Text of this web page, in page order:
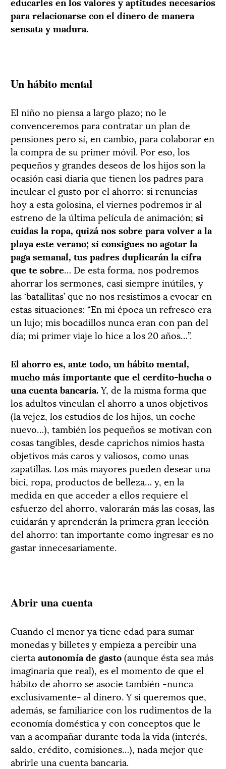
para relacionarse con el dinero de manera
sensata y madura.
Un hábito mental
El niño no piensa a largo plazo; no le
convenceremos para contratar un plan de
pensiones pero sí, en cambio, para colaborar en
la compra de su primer móvil. Por eso, los
pequeños y grandes deseos de los hijos son la
ocasión casi diaria que tienen los padres para
inculcar el gusto por el ahorro: si renuncias
hoy a esta golosina, el viernes podremos ir al
estreno de la última película de animación; si
cuidas la ropa, quizá nos sobre para volver a la
playa este verano; si consigues no agotar la
paga semanal, tus padres duplicarán la cifra
que te sobre… De esta forma, nos podremos
ahorrar los sermones, casi siempre inútiles, y
las ‘batallitas’ que no nos resistimos a evocar en
estas situaciones: “En mi época un refresco era
un lujo; mis bocadillos nunca eran con pan del
día; mi primer viaje lo hice a los 20 años…”.
El ahorro es, ante todo, un hábito mental,
mucho más importante que el cerdito-hucha o
una cuenta bancaria.Y, de la misma forma que
los adultos vinculan el ahorro a unos objetivos
(la vejez, los estudios de los hijos, un coche
nuevo…), también los pequeños se motivan con
cosas tangibles, desde caprichos nimios hasta
objetivos más caros y valiosos, como unas
zapatillas. Los más mayores pueden desear una
bici, ropa, productos de belleza… y, en la
medida en que acceder a ellos requiere el
esfuerzo del ahorro, valorarán más las cosas, las
cuidarán y aprenderán la primera gran lección
del ahorro: tan importante como ingresar es no
gastar innecesariamente.
Abrir una cuenta
Cuando el menor ya tiene edad para sumar
monedas y billetes y empieza a percibir una
cierta autonomía de gasto(aunque ésta sea más
imaginaria que real), es el momento de que el
hábito de ahorro se asocie también -nunca
exclusivamente- al dinero. Y si queremos que,
además, se familiarice con los rudimentos de la
economía doméstica y con conceptos que le
van a acompañar durante toda la vida (interés,
saldo, crédito, comisiones…), nada mejor que
abrirle una cuenta bancaria.